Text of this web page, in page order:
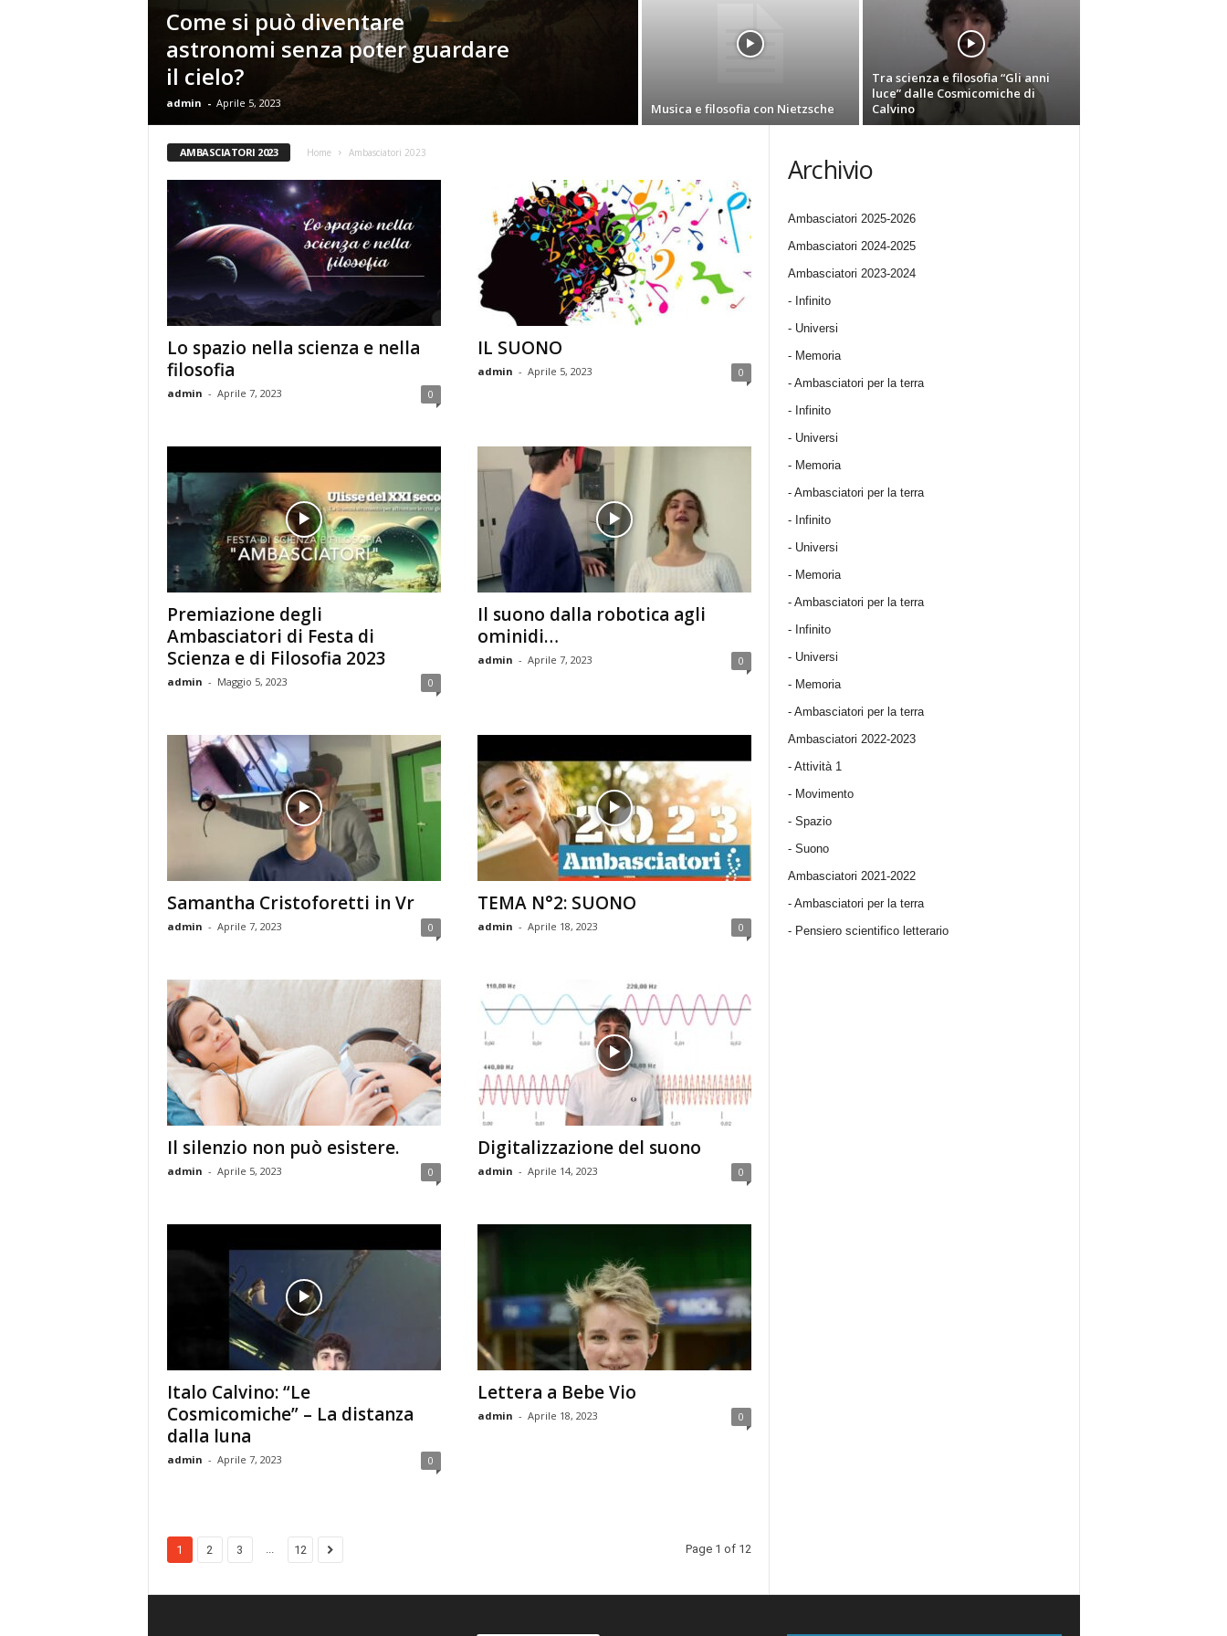
Come si può diventare
astronomi senza poter guardare
il cielo?
admin - Aprile 5, 2023 Musica e filosofia con Nietzsche
Tra scienza e filosofia “Gli anni
luce” dalle Cosmicomiche di
Calvino
AMBASCIATORI 2023 Home Ambasciatori 2023
Lo spazio nella scienza e nella
filosofia
admin - Aprile 7, 2023 0
IL SUONO
admin - Aprile 5, 2023 0
Premiazione degli
Ambasciatori di Festa di
Scienza e di Filosofia 2023
admin - Maggio 5, 2023 0
Il suono dalla robotica agli
ominidi…
admin - Aprile 7, 2023 0
Samantha Cristoforetti in Vr
admin - Aprile 7, 2023 0
TEMA N°2: SUONO
admin - Aprile 18, 2023 0
Il silenzio non può esistere.
admin - Aprile 5, 2023 0
Digitalizzazione del suono
admin - Aprile 14, 2023 0
Italo Calvino: “Le
Cosmicomiche” – La distanza
dalla luna
admin - Aprile 7, 2023 0
Lettera a Bebe Vio
admin - Aprile 18, 2023 0
1 2 3 ... 12 Page 1 of 12
Archivio
Ambasciatori 2025-2026
Ambasciatori 2024-2025
Ambasciatori 2023-2024
- Infinito
- Universi
- Memoria
- Ambasciatori per la terra
- Infinito
- Universi
- Memoria
- Ambasciatori per la terra
- Infinito
- Universi
- Memoria
- Ambasciatori per la terra
- Infinito
- Universi
- Memoria
- Ambasciatori per la terra
Ambasciatori 2022-2023
- Attività 1
- Movimento
- Spazio
- Suono
Ambasciatori 2021-2022
- Ambasciatori per la terra
- Pensiero scientifico letterario